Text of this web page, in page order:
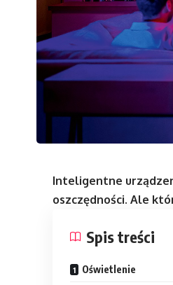
Inteligentne
oszczędności. Ale
Spis treści
Oświetlenie